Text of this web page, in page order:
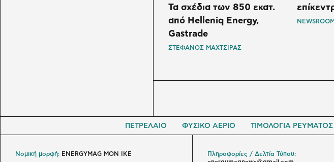
Τα σχέδια των 850 εκατ.
από Helleniq Energy,
Gastrade
ΣΤΕΦΑΝΟΣ ΜΑΧΤΣΙΡΑΣ
NEWSROOM
ΠΕΤΡΕΛΑΙΟ ΦΥΣΙΚΟ ΑΕΡΙΟ ΤΙΜΟΛΟΓΙΑ ΡΕΥΜΑΤΟΣ
Νομική μορφή: ENERGYMAG MON IKE
Πληροφορίες / Δελτία Τύπου: